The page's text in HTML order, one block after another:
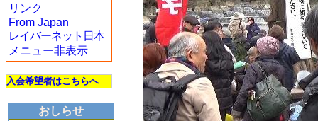
リンク
From Japan
レイバーネット日本
メニュー非表示
入会希望者はこちらへ
おしらせ